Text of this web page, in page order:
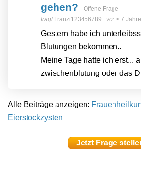
gehen?
Offene Frage
fragt Franzi123456789 vor> 7
Gestern habe ich
Blutungen bekommen..
Meine Tage hatte ich erst...
zwischenblutung oder das
Alle Beiträge anzeigen:
Eierstockzysten
Jetzt Frage